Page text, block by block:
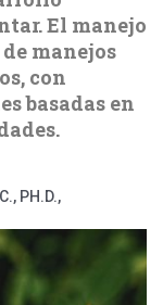
El manejo
manejos
con
basadas en
PH.D.,